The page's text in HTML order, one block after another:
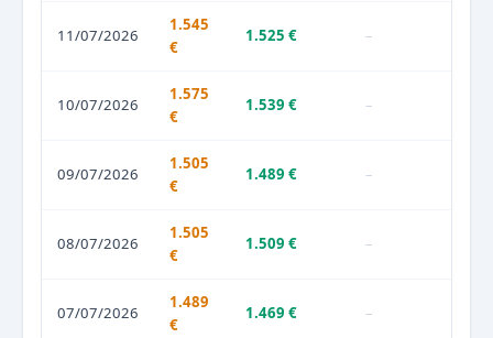
11/07/2026
1.545
€
1.525 € –
10/07/2026
1.575
€
1.539 € –
09/07/2026
1.505
€
1.489 € –
08/07/2026
1.505
€
1.509 € –
07/07/2026
1.489
€
1.469 € –